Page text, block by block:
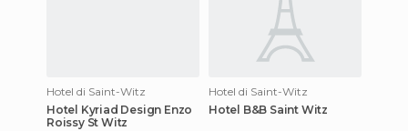
Hotel di Saint-Witz
Hotel Kyriad Design Enzo
Roissy St Witz
Hotel di Saint-Witz
Hotel B&B Saint Witz